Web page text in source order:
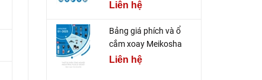
Liên hệ
Bảng giá phích và ổ
cắm xoay Meikosha
Liên hệ